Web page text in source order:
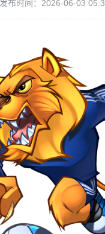
发布时间：2026-06-03